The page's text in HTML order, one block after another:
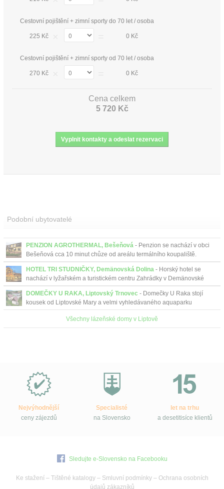
Cestovní pojištění + zimní sporty do 70 let / osoba
225 Kč 0 Kč
Cestovní pojištění + zimní sporty od 70 let / osoba
270 Kč 0 Kč
Cena celkem
5 720 Kč
Podobní ubytovatelé
PENZION AGROTHERMAL, Bešeňová - Penzion se nachází v obci
Bešeňová cca 10 minut chůze od areálu termálního koupaliště.
HOTEL TRI STUDNIČKY, Demänovská Dolina - Horský hotel se
nachází v lyžařském a turistickém centru Zahrádky v Demänovské
Dolině. Lákající je posezení na terase u plápolajícího o...
DOMEČKY U RAKA, Liptovský Trnovec - Domečky U Raka stojí
kousek od Liptovské Mary a velmi vyhledávaného aquaparku
Tatralandia.
Všechny lázeňské domy v Liptově
Slovensko.cz?
Nejvýhodnější
ceny zájezdů
Specialisté
na Slovensko
let na trhu
a desetitisíce klientů
Sledujte e-Slovensko na Facebooku
Ke stažení– Tištěné katalogy– Smluvní podmínky– Ochrana osobních
údajů zákazníků